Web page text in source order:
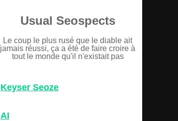
Usual Seospects
Le coup le plus rusé que le diable ait
jamais réussi, ça a été de faire croire à
tout le monde qu'il n'existait pas
Keyser Seoze
AI